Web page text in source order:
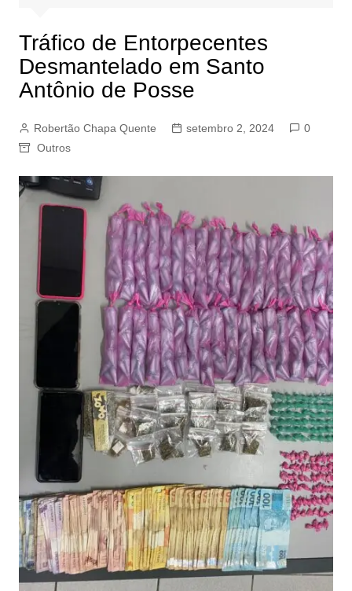
Tráfico de Entorpecentes
Desmantelado em Santo
Antônio de Posse
Robertão Chapa Quente setembro 2, 2024
0
Outros